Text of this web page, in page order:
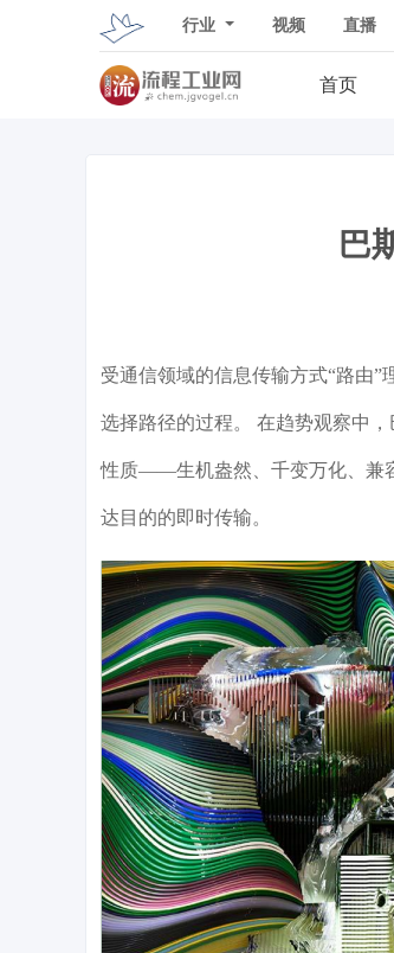
行业 视频 直播
首页
巴
受通信领域的信息传输方式“路由
选择路径的过程。 在趋势观察中
性质——生机盎然、千变万化、兼
达目的的即时传输。